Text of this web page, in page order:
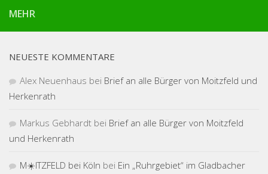
MEHR
NEUESTE KOMMENTARE
Alex Neuenhaus bei Brief an alle Bürger von Moitzfeld und
Herkenrath
Markus Gebhardt bei Brief an alle Bürger von Moitzfeld
und Herkenrath
M☀️ITZFELD bei Köln bei Ein „Ruhrgebiet“ im Gladbacher